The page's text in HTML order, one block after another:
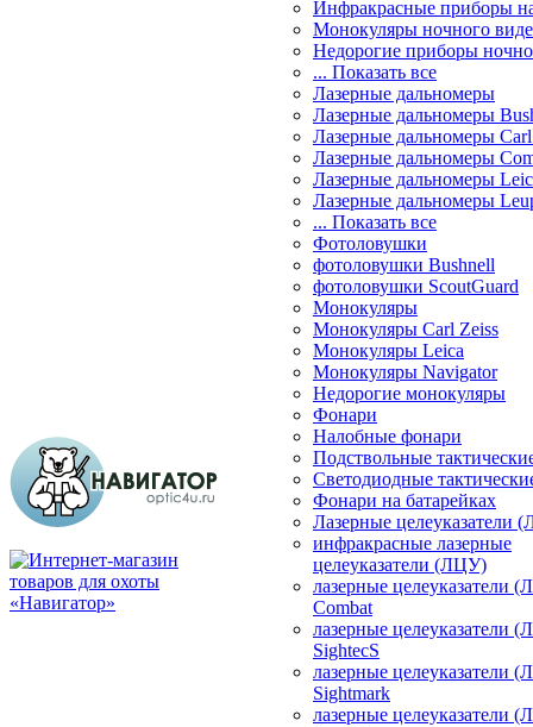
Инфракрасные приборы
Монокуляры ночного
Недорогие приборы
... Показать все
Лазерные дальномеры
Лазерные дальномеры
Лазерные дальномеры
Лазерные дальномеры
Лазерные дальномеры
Лазерные дальномеры
... Показать все
Фотоловушки
фотоловушки Bushnell
фотоловушки ScoutGuard
Монокуляры
Монокуляры Carl Zeiss
Монокуляры Leica
Монокуляры Navigator
Недорогие монокуляры
Фонари
Налобные фонари
Подствольные
Светодиодные
Фонари на батарейках
Лазерные целеуказатели
инфракрасные лазерные
целеуказатели (ЛЦУ)
лазерные целеуказатели
Combat
лазерные целеуказатели
SightecS
лазерные целеуказатели
Sightmark
лазерные целеуказатели